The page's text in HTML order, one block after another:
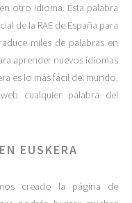
otro idioma. Ésta palabra
de la RAE de España para
miles de palabras en
aprender nuevos idiomas
es lo más fácil del mundo.
cualquier palabra del
EUSKERA
creado la página de